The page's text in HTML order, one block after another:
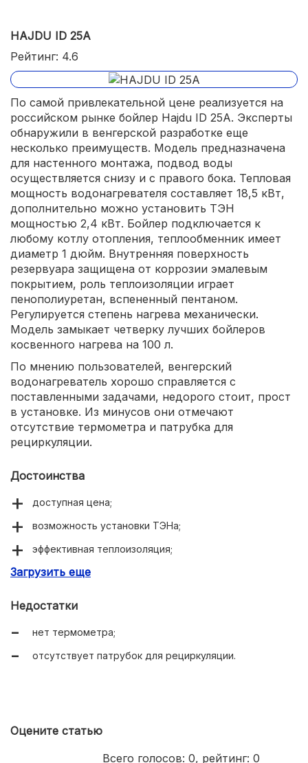
HAJDU ID 25A
Рейтинг: 4.6
По самой привлекательной цене реализуется на
российском рынке бойлер Hajdu ID 25A. Эксперты
обнаружили в венгерской разработке еще
несколько преимуществ. Модель предназначена
для настенного монтажа, подвод воды
осуществляется снизу и с правого бока. Тепловая
мощность водонагревателя составляет 18,5 кВт,
дополнительно можно установить ТЭН
мощностью 2,4 кВт. Бойлер подключается к
любому котлу отопления, теплообменник имеет
диаметр 1 дюйм. Внутренняя поверхность
резервуара защищена от коррозии эмалевым
покрытием, роль теплоизоляции играет
пенополиуретан, вспененный пентаном.
Регулируется степень нагрева механически.
Модель замыкает четверку лучших бойлеров
косвенного нагрева на 100 л.
По мнению пользователей, венгерский
водонагреватель хорошо справляется с
поставленными задачами, недорого стоит, прост
в установке. Из минусов они отмечают
отсутствие термометра и патрубка для
рециркуляции.
Достоинства
доступная цена;
возможность установки ТЭНа;
эффективная теплоизоляция;
простота в установке.
Загрузить еще
Недостатки
нет термометра;
отсутствует патрубок для рециркуляции.
Оцените статью
Всего голосов: 0, рейтинг: 0